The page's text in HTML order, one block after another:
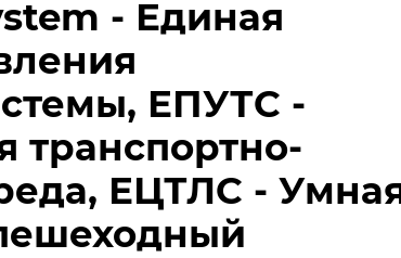
- Единая
ЕПУТС -
транспортно-
ЕЦТЛС -